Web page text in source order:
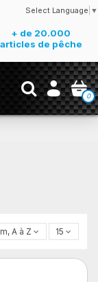
Select Language ▼
+ de 20.000
articles de pêche
0
A à Z 15